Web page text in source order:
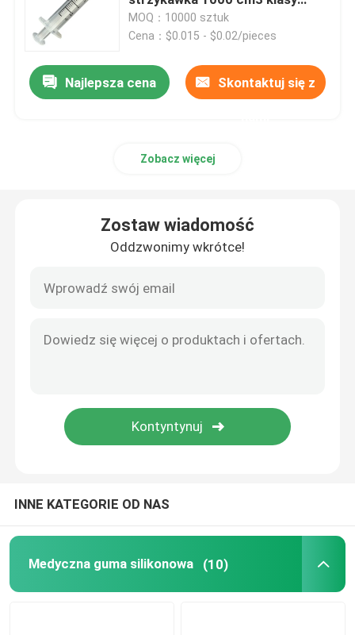
Akcesoria do strzykawek
Akcesoria do pobierania krwi
Halogenowana guma butylowa
Rurka silikonowa medyczna
Rurka drenażowa
Rurka infuzyjna
medycznej
MOQ：10000 sztuk
Cena：$0.015 - $0.02/pieces
Najlepsza cena Skontaktuj się z
Zobacz więcej
Zostaw wiadomość
Oddzwonimy wkrótce!
INNE KATEGORIE OD NAS
Medyczna guma silikonowa (10)